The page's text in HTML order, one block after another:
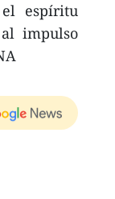
espíritu
impulso